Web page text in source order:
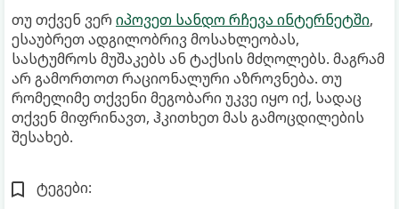
თუ თქვენ ვერ იპოვეთ სანდო რჩევა ინტერნეტში,
ესაუბრეთ ადგილობრივ მოსახლეობას,
სასტუმროს მუშაკებს ან ტაქსის მძღოლებს. მაგრამ
არ გამორთოთ რაციონალური აზროვნება. თუ
რომელიმე თქვენი მეგობარი უკვე იყო იქ, სადაც
თქვენ მიფრინავთ, ჰკითხეთ მას გამოცდილების
შესახებ.
ტეგები: